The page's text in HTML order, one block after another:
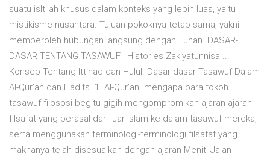
suatu isltilah khusus dalam konteks yang lebih luas, yaitu
mistikisme nusantara. Tujuan pokoknya tetap sama, yakni
memperoleh hubungan langsung dengan Tuhan. DASAR-
DASAR TENTANG TASAWUF | Histories Zakiyatunnisa ...
Konsep Tentang Ittihad dan Hulul. Dasar-dasar Tasawuf Dalam
Al-Qur’an dan Hadits. 1. Al-Qur’an. mengapa para tokoh
tasawuf filososi begitu gigih mengompromikan ajaran-ajaran
filsafat yang berasal dari luar islam ke dalam tasawuf mereka,
serta menggunakan terminologi-terminologi filsafat yang
maknanya telah disesuaikan dengan ajaran Meniti Jalan